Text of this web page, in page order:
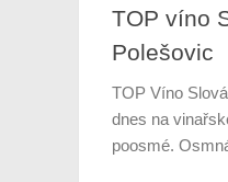
TOP víno
Polešovic
TOP Víno
dnes na
poosmé.